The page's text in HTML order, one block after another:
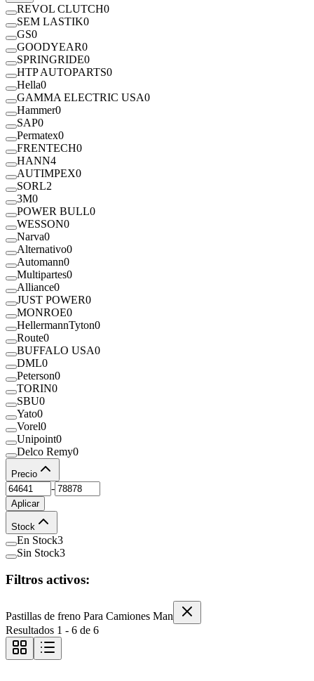
REVOL CLUTCH0
SEM LASTIK0
GS0
GOODYEAR0
SPRINGRIDE0
HTP AUTOPARTS0
Hella0
GAMMA ELECTRIC USA0
Hammer0
SAP0
Permatex0
FRENTECH0
HANN4
AUTIMPEX0
SORL2
3M0
POWER BULL0
WESSON0
Narva0
Alternativo0
Automann0
Multipartes0
Alliance0
JUST POWER0
MONROE0
HellermannTyton0
Route0
BUFFALO USA0
DML0
Peterson0
TORIN0
SBU0
Yato0
Vorel0
Unipoint0
Delco Remy0
Precio
-
Aplicar
Stock
En Stock3
Sin Stock3
Filtros activos:
Pastillas de freno Para Camiones Man
Resultados 1 - 6 de 6